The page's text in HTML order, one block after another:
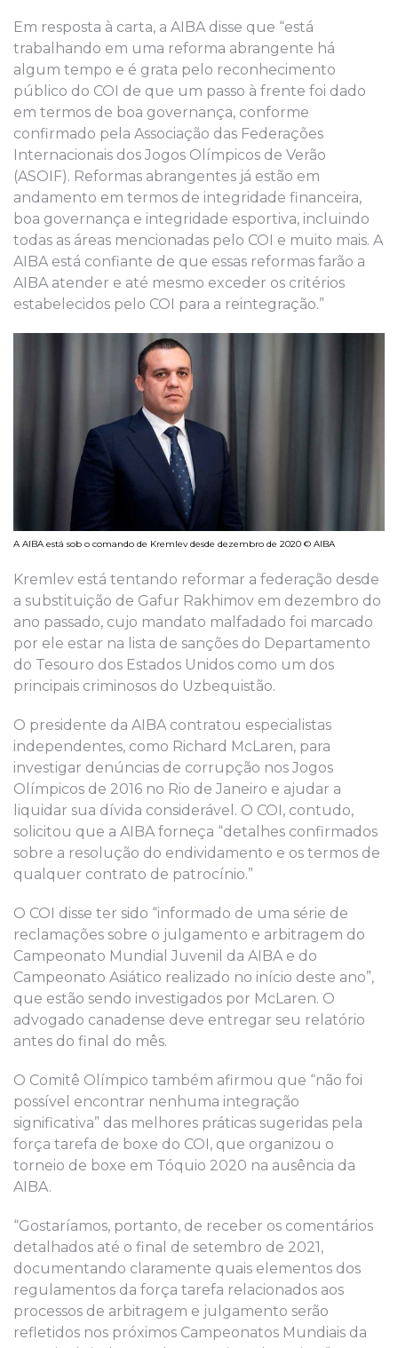
Em resposta à carta, a AIBA disse que “está
trabalhando em uma reforma abrangente há
algum tempo e é grata pelo reconhecimento
público do COI de que um passo à frente foi dado
em termos de boa governança, conforme
confirmado pela Associação das Federações
Internacionais dos Jogos Olímpicos de Verão
(ASOIF). Reformas abrangentes já estão em
andamento em termos de integridade financeira,
boa governança e integridade esportiva, incluindo
todas as áreas mencionadas pelo COI e muito mais. A
AIBA está confiante de que essas reformas farão a
AIBA atender e até mesmo exceder os critérios
estabelecidos pelo COI para a reintegração.”
A AIBA está sob o comando de Kremlev desde dezembro de 2020 © AIBA
Kremlev está tentando reformar a federação desde
a substituição de Gafur Rakhimov em dezembro do
ano passado, cujo mandato malfadado foi marcado
por ele estar na lista de sanções do Departamento
do Tesouro dos Estados Unidos como um dos
principais criminosos do Uzbequistão.
O presidente da AIBA contratou especialistas
independentes, como Richard McLaren, para
investigar denúncias de corrupção nos Jogos
Olímpicos de 2016 no Rio de Janeiro e ajudar a
liquidar sua dívida considerável. O COI, contudo,
solicitou que a AIBA forneça “detalhes confirmados
sobre a resolução do endividamento e os termos de
qualquer contrato de patrocínio.”
O COI disse ter sido “informado de uma série de
reclamações sobre o julgamento e arbitragem do
Campeonato Mundial Juvenil da AIBA e do
Campeonato Asiático realizado no início deste ano”,
que estão sendo investigados por McLaren. O
advogado canadense deve entregar seu relatório
antes do final do mês.
O Comitê Olímpico também afirmou que “não foi
possível encontrar nenhuma integração
significativa” das melhores práticas sugeridas pela
força tarefa de boxe do COI, que organizou o
torneio de boxe em Tóquio 2020 na ausência da
AIBA.
“Gostaríamos, portanto, de receber os comentários
detalhados até o final de setembro de 2021,
documentando claramente quais elementos dos
regulamentos da força tarefa relacionados aos
processos de arbitragem e julgamento serão
refletidos nos próximos Campeonatos Mundiais da